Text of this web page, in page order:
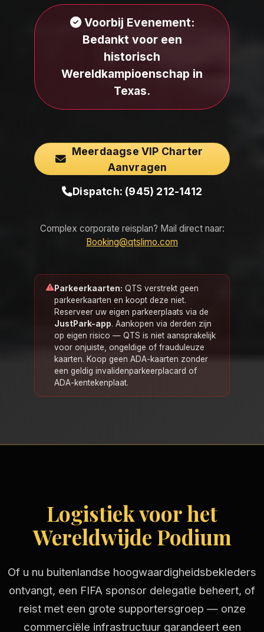
Voorbij Evenement:
Bedankt voor een
historisch
Wereldkampioenschap in
Texas.
Meerdaagse VIP Charter
Aanvragen
Dispatch: (945) 212-1412
Complex corporate reisplan? Mail direct naar:
Booking@qtslimo.com
Parkeerkaarten: QTS verstrekt geen
parkeerkaarten en koopt deze niet.
Reserveer uw eigen parkeerplaats via de
JustPark-app. Aankopen via derden zijn
op eigen risico — QTS is niet aansprakelijk
voor onjuiste, ongeldige of frauduleuze
kaarten. Koop geen ADA-kaarten zonder
een geldig invalidenparkeerplacard of
ADA-kentekenplaat.
Logistiek voor het
Wereldwijde Podium
Of u nu buitenlandse hoogwaardigheidsbekleders
ontvangt, een FIFA sponsor delegatie beheert, of
reist met een grote supportersgroep — onze
commerciële infrastructuur garandeert een